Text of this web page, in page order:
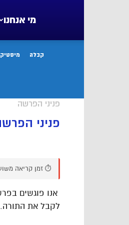
מי אנחנו
קבלה
פניני הפרשה
פניני
⏱️ זמן קריאה
אנו פוגשים
לקבל את התורה.